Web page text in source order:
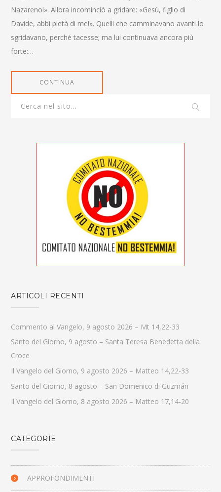
Nazareno!». Allora incominciò a gridare: «Gesù, figlio di
Davide, abbi pietà di me!». Quelli che camminavano avanti lo
sgridavano, perché tacesse; ma lui continuava ancora più
forte:…
CONTINUA
ARTICOLI RECENTI
Commento al Vangelo, 9 agosto 2026 – Mt 14,22-33
Santo del Giorno, 9 agosto – Santa Teresa Benedetta della
Croce
Il Vangelo del Giorno, 9 agosto 2026 – Matteo 14,22-33
Santo del Giorno, 8 agosto – San Domenico di Guzmán
Il Vangelo del Giorno, 8 agosto 2026 – Matteo 17,14-20
CATEGORIE
APPROFONDIMENTI